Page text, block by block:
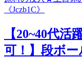
【20~40代活
可！】段ボ